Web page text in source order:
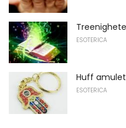
ESOTERICA
Huff amulet
ESOTERICA